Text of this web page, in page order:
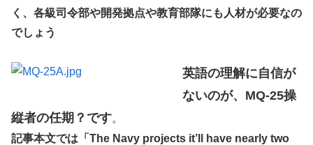
く、各級司令部や開発拠点や教育部隊にも人材が必要なの
でしょう
英語の理解に自信が
ないのが、MQ-25操
縦者の任期？です。
記事本文では「The Navy projects it’ll have nearly two